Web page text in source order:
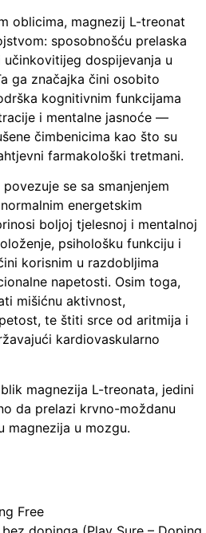
oblicima, magnezij L-treonat
sposobnošću prelaska
dospijevanja u
ga značajka čini osobito
kognitivnim funkcijama
i mentalne jasnoće —
čimbenicima kao što su
farmakološki tretmani.
se sa smanjenjem
energetskim
boljoj tjelesnoj i mentalnoj
psihološku funkciju i
korisnim u razdobljima
napetosti. Osim toga,
mišićnu aktivnost,
te štiti srce od aritmija i
kardiovaskularno
magnezija L-treonata, jedini
da prelazi krvno-moždanu
magnezija u mozgu.
Free